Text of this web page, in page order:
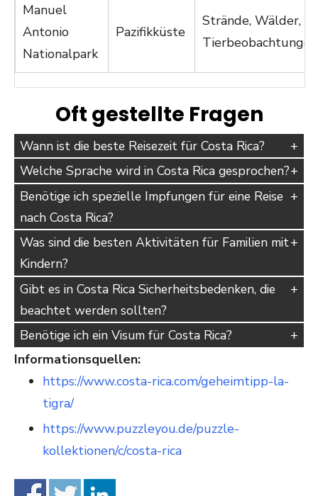
Manuel
Antonio
Nationalpark
Pazifikküste
Strände, Wälder,
Tierbeobachtungen
Oft gestellte Fragen
Wann ist die beste Reisezeit für Costa Rica?
Welche Sprache wird in Costa Rica gesprochen?
Benötige ich spezielle Impfungen für eine Reise
nach Costa Rica?
Was sind die besten Aktivitäten für Familien mit
Kindern?
Gibt es in Costa Rica Sicherheitsbedenken, die
beachtet werden sollten?
Benötige ich ein Visum für Costa Rica?
Informationsquellen:
https://www.costa-rica.com/geheimtipp-la-
tigra/
https://www.puzzleyou.de/puzzle-
kollektionen/c/costa-rica